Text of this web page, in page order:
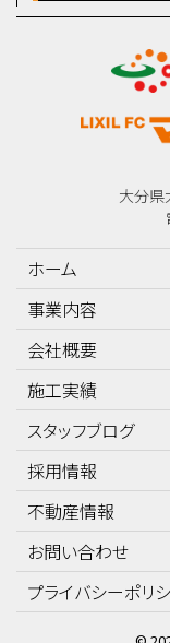
大分県
ホーム
事業内容
会社概要
施工実績
スタッフブログ
採用情報
不動産情報
お問い合わせ
プライバシーポリ